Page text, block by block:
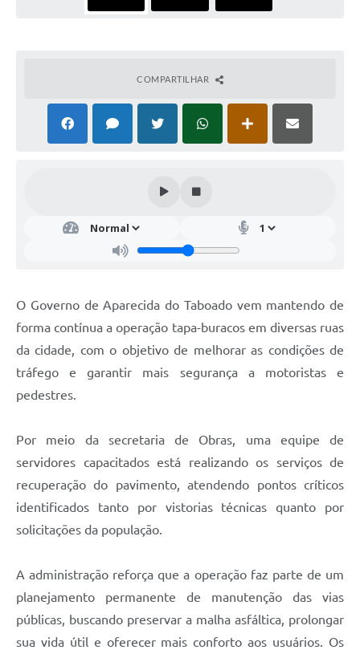
COMPARTILHAR
O Governo de Aparecida do Taboado vem mantendo de
forma contínua a operação tapa-buracos em diversas ruas
da cidade, com o objetivo de melhorar as condições de
tráfego e garantir mais segurança a motoristas e
pedestres.
Por meio da secretaria de Obras, uma equipe de
servidores capacitados está realizando os serviços de
recuperação do pavimento, atendendo pontos críticos
identificados tanto por vistorias técnicas quanto por
solicitações da população.
A administração reforça que a operação faz parte de um
planejamento permanente de manutenção das vias
públicas, buscando preservar a malha asfáltica, prolongar
sua vida útil e oferecer mais conforto aos usuários. Os